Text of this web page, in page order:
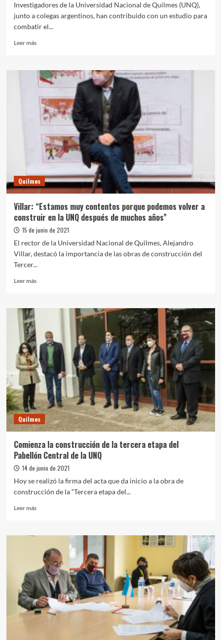
Investigadores de la Universidad Nacional de Quilmes (UNQ),
junto a colegas argentinos, han contribuido con un estudio para
combatir el...
Leer másLeer
Una
investigación
de
la
UNQ
llegó
revista
científica
The
Lancet
Quilmes
Villar: “Estamos muy contentos porque podemos volver a
construir en la UNQ después de muchos años”
15 de junio de 2021
El rector de la Universidad Nacional de Quilmes, Alejandro
Villar, destacó la importancia de las obras de construcción del
Tercer...
Leer másLeer
Villar:
contentos
porque
podemos
volver
a
construir
en
la
UNQ
después
de
años”
Quilmes
Comienza la construcción de la tercera etapa del
Pabellón Central de la UNQ
14 de junio de 2021
Hoy se realizó la firma del acta que da inicio a la obra de
construcción de la “Tercera etapa del...
Leer másLeer
Comienza
construcción
la
tercera
etapa
del
Pabellón